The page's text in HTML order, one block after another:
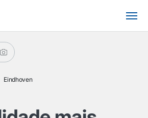
Eindhoven